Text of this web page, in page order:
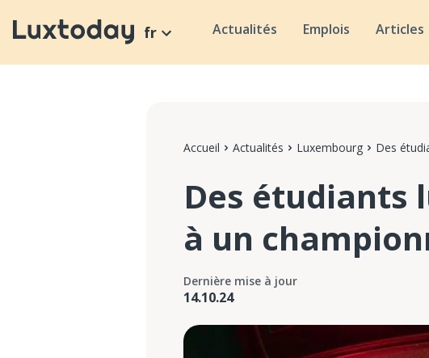
fr Actualités Emplois Articles
Accueil Actualités Luxembourg Des
Des étudiants
à un
Dernière mise à jour
14.10.24